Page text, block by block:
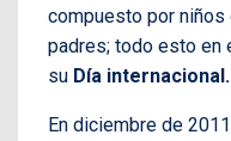
compuesto por niños
padres; todo esto en
su Día internacional.
En diciembre de